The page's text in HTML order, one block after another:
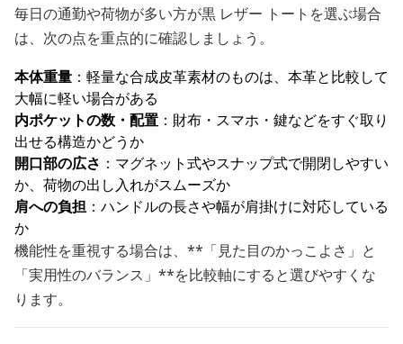
毎日の通勤や荷物が多い方が黒 レザー トートを選ぶ場合
は、次の点を重点的に確認しましょう。
本体重量 ：軽量な合成皮革素材のものは、本革と比較して
大幅に軽い場合がある
内ポケットの数・配置 ：財布・スマホ・鍵などをすぐ取り
出せる構造かどうか
開口部の広さ ：マグネット式やスナップ式で開閉しやすい
か、荷物の出し入れがスムーズか
肩への負担 ：ハンドルの長さや幅が肩掛けに対応している
か
機能性を重視する場合は、**「見た目のかっこよさ」と
「実用性のバランス」**を比較軸にすると選びやすくな
ります。